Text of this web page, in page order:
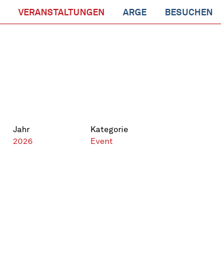
VERANSTALTUNGEN ARGE BESUCHEN
Jahr
2026
Kategorie
Event